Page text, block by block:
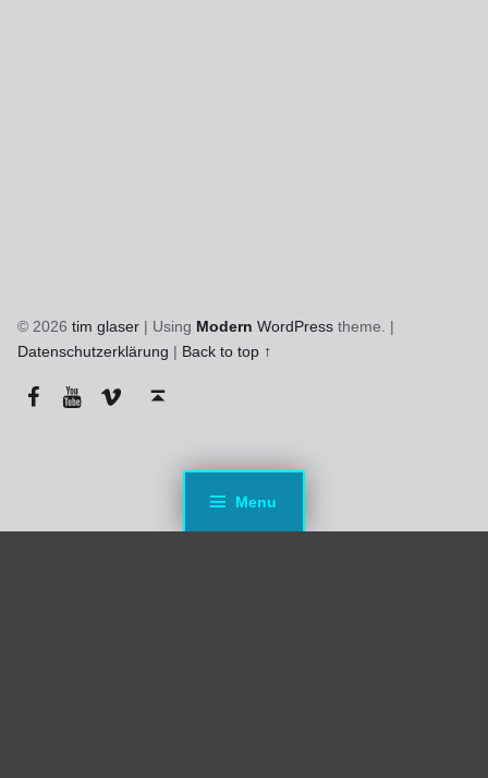
Menu
© 2026 tim glaser | Using Modern WordPress theme.
|
Datenschutzerklärung | Back to top ↑